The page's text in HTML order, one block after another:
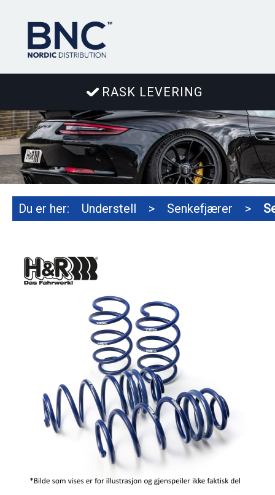
RASK LEVERING
Du er her: Understell > Senkefjærer >